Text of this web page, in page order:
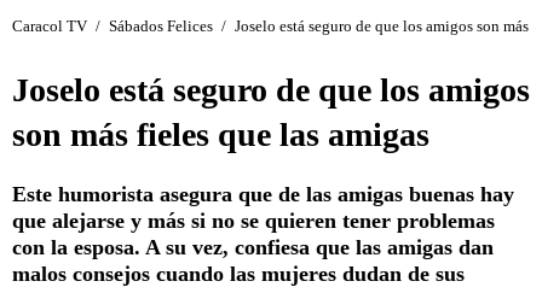
Caracol TV / Sábados Felices / Joselo está seguro de que los amigos son más
Joselo está seguro de que los amigos
son más fieles que las amigas
Este humorista asegura que de las amigas buenas hay
que alejarse y más si no se quieren tener problemas
con la esposa. A su vez, confiesa que las amigas dan
malos consejos cuando las mujeres dudan de sus